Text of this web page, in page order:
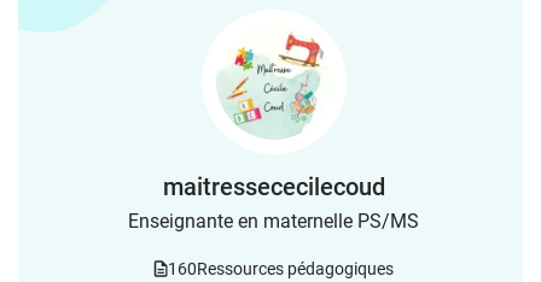
maitressececilecoud
Enseignante en maternelle PS/MS
160Ressources pédagogiques